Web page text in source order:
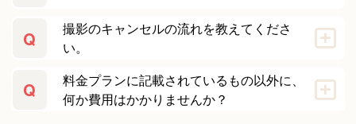
Q
撮影のキャンセルの流れを教えてくださ
い。
Q
料金プランに記載されているもの以外に、
何か費用はかかりませんか？